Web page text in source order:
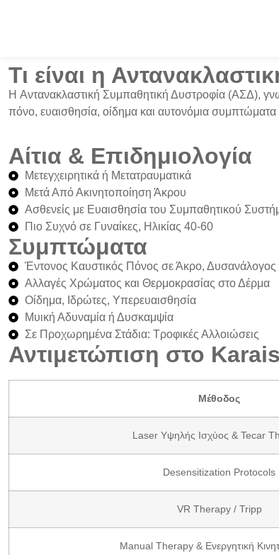
Τι είναι η
Η Αντανακλαστική Συμπαθητική Δυστροφία (ΑΣΔ),
πόνο, ευαισθησία, οίδημα και αυτονόμια συμπτώματα
Αίτια & Επιδημιολογία
Μετεγχειρητικά ή Μετατραυματικά
Μετά Από Ακινητοποίηση Άκρου
Ασθενείς με Ευαισθησία του Συμπαθητικού
Πιο Συχνό σε Γυναίκες, Ηλικίας 40-60
Συμπτώματα
Έντονος Καυστικός Πόνος σε Άκρο, Δυσανάλογος
Αλλαγές Χρώματος και Θερμοκρασίας στο Δέρμα
Οίδημα, Ιδρώτες, Υπερευαισθησία
Μυική Αδυναμία ή Δυσκαμψία
Σε Προχωρημένα Στάδια: Τροφικές Αλλοιώσεις
Αντιμετώπιση στο
Μέθοδος
Laser Υψηλής Ισχύος & Tecar
Desensitization Protocols
VR Therapy / Tripp
Manual Therapy & Ενεργητική